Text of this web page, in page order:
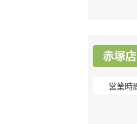
赤塚店
営業時